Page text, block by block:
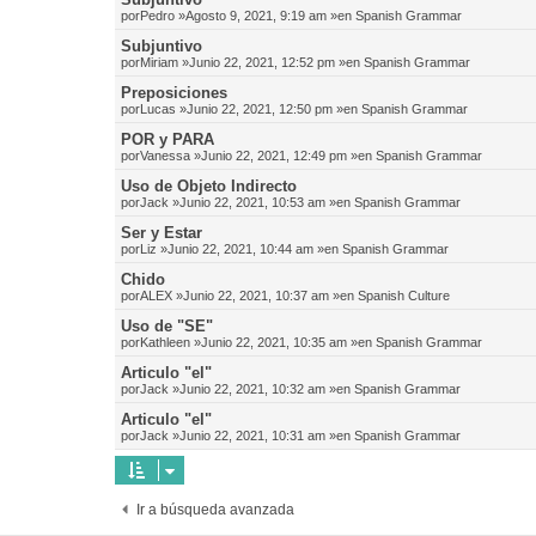
porPedro »Agosto 9, 2021, 9:19 am »en Spanish Grammar
Subjuntivo
porMiriam »Junio 22, 2021, 12:52 pm »en Spanish Grammar
Preposiciones
porLucas »Junio 22, 2021, 12:50 pm »en Spanish Grammar
POR y PARA
porVanessa »Junio 22, 2021, 12:49 pm »en Spanish Grammar
Uso de Objeto Indirecto
porJack »Junio 22, 2021, 10:53 am »en Spanish Grammar
Ser y Estar
porLiz »Junio 22, 2021, 10:44 am »en Spanish Grammar
Chido
porALEX »Junio 22, 2021, 10:37 am »en Spanish Culture
Uso de "SE"
porKathleen »Junio 22, 2021, 10:35 am »en Spanish Grammar
Articulo "el"
porJack »Junio 22, 2021, 10:32 am »en Spanish Grammar
Articulo "el"
porJack »Junio 22, 2021, 10:31 am »en Spanish Grammar
Ir a búsqueda avanzada